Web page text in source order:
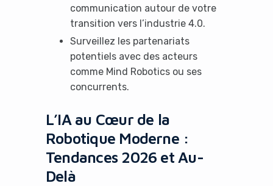
communication autour de votre
transition vers l’industrie 4.0.
Surveillez les partenariats
potentiels avec des acteurs
comme Mind Robotics ou ses
concurrents.
L’IA au Cœur de la
Robotique Moderne :
Tendances 2026 et Au-
Delà